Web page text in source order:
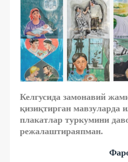
Келгусида замонавий
қизиқтирган мавзуларда
плакатлар туркумини
режалаштираяпман.